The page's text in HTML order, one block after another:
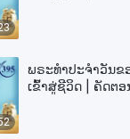
ພຣະທຳປະຈຳວັນຂ
ເຂົ້າສູ່ຊີວິດ | ຄັດຕອ